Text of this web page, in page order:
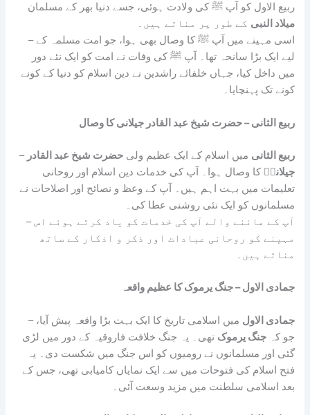
ربیع الاول کو آپ ﷺ کی ولادت ہوئی، جسے دنیا بھر کے مسلمان
میلاد النبی کے طور پر مناتے ہیں۔
– اسی مہینے میں آپ ﷺ کا وصال بھی ہوا، جو امت مسلمہ کے
لیے ایک بڑا سانحہ تھا۔ آپ ﷺ کی وفات نے امت کو ایک نئے دور
میں داخل کیا، جہاں خلفائے راشدین نے دین اسلام کو دنیا کے کونے
کونے تک پہنچایا۔
ربیع الثانی – حضرت شیخ عبد القادر جیلانی کا وصال
– ربیع الثانی میں اسلام کے ایک عظیم ولیحضرت شیخ عبد القادر
جیلانیؒ کا وصال ہوا۔ آپ کی خدمات دین اسلام اور روحانی
تعلیمات میں بہت اہم ہیں۔ آپ کے وعظ و نصائح اور اصلاحات نے
مسلمانوں کو ایک نئی روشنی عطا کی۔
– آپ کے ماننے والے آپ کی خدمات کو یاد کرتے ہوئے اس
مہینے کو روحانی عبادات اور ذکر و اذکار کے ساتھ
مناتے ہیں۔
جمادی الاول – جنگ یرموک کا عظیم واقعہ
– جمادی الاول میں اسلامی تاریخ کا ایک بہت بڑا واقعہ پیش آیا،
جو کہجنگ یرموک تھی۔ یہ جنگ خلافت فاروقیہ کے دور میں لڑی
گئی اور مسلمانوں نے رومیوں کو اس جنگ میں شکست دی۔ یہ
فتح اسلام کی فتوحات میں سے ایک نمایاں کامیابی تھی، جس کے
بعد اسلامی سلطنت میں مزید وسعت آئی۔